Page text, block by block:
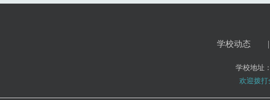
学校动态 |
学校地址
欢迎拨打